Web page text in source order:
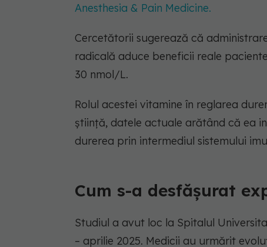
Anesthesia & Pain Medicine.
Cercetătorii sugerează că
radicală aduce beneficii reale
30 nmol/L.
Rolul acestei vitamine în reglarea
știință, datele actuale arătând că ea
durerea prin intermediul sistemului
Cum s-a desfășurat
Studiul a avut loc la Spitalul
– aprilie 2025. Medicii au urmărit